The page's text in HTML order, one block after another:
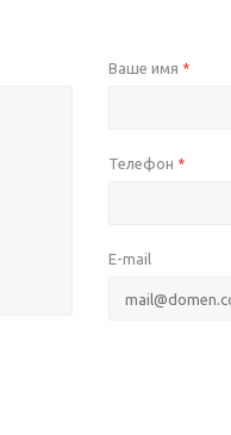
Ваше имя *
Телефон *
E-mail